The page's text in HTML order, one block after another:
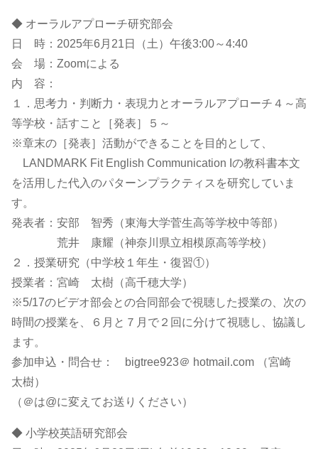
◆ オーラルアプローチ研究部会
日 時：2025年6月21日（土）午後3:00～4:40
会 場：Zoomによる
内 容：
１．思考力・判断力・表現力とオーラルアプローチ４～高
等学校・話すこと［発表］５～
※章末の［発表］活動ができることを目的として、
LANDMARK Fit English Communication Iの教科書本文
を活用した代入のパターンプラクティスを研究していま
す。
発表者：安部 智秀（東海大学菅生高等学校中等部）
荒井 康耀（神奈川県立相模原高等学校）
２．授業研究（中学校１年生・復習①）
授業者：宮崎 太樹（高千穂大学）
※5/17のビデオ部会との合同部会で視聴した授業の、次の
時間の授業を、６月と７月で２回に分けて視聴し、協議し
ます。
参加申込・問合せ： bigtree923＠ hotmail.com （宮崎
太樹）
（＠は@に変えてお送りください）
◆ 小学校英語研究部会